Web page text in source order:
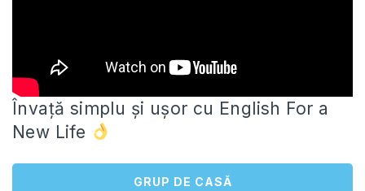
Învață simplu și ușor cu English For a
New Life
GRUP DE CASĂ